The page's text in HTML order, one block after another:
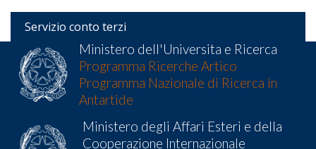
Servizio conto terzi
Ministero dell'Universita e Ricerca
Programma Ricerche Artico
Programma Nazionale di Ricerca in
Antartide
Ministero degli Affari Esteri e della
Cooperazione Internazionale